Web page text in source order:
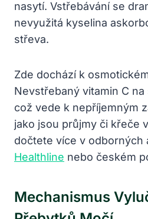
nasytí. Vstřebávání se
nevyužitá kyselina
střeva.
Zde dochází k
Nevstřebaný vitamin C
což vede k nepříjemným
jako jsou průjmy či křeče
dočtete více v odborných
Healthline nebo českém
Mechanismus